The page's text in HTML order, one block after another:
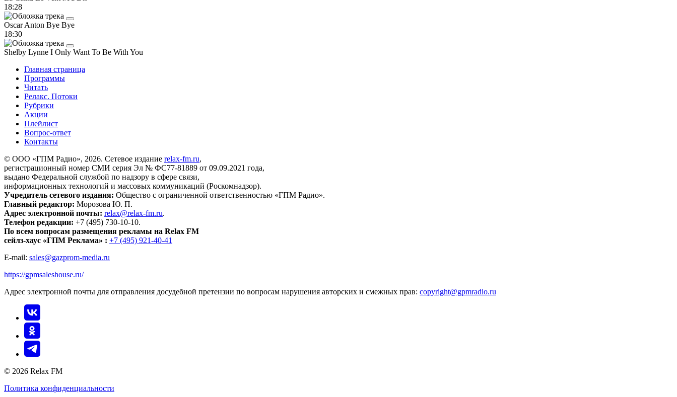
18:28
Oscar Anton Bye Bye
18:30
Shelby Lynne I Only Want To Be With You
Главная страница
Программы
Читать
Релакс. Потоки
Рубрики
Акции
Плейлист
Вопрос-ответ
Контакты
© ООО «ГПМ Радио», 2026. Сетевое издание relax-fm.ru,
регистрационный номер СМИ серия Эл № ФС77-81889 от 09.09.2021 года,
выдано Федеральной службой по надзору в сфере связи,
информационных технологий и массовых коммуникаций (Роскомнадзор).
Учредитель сетевого издания: Общество с ограниченной ответственностью «ГПМ Радио».
Главный редактор: Морозова Ю. П.
Адрес электронной почты: relax@relax-fm.ru.
Телефон редакции: +7 (495) 730-10-10.
По всем вопросам размещения рекламы на Relax FM
сейлз-хаус «ГПМ Реклама» : +7 (495) 921-40-41
E-mail: sales@gazprom-media.ru
https://gpmsaleshouse.ru/
Адрес электронной почты для отправления досудебной претензии по вопросам нарушения авторских и смежных прав: copyright@gpmradio.ru
© 2026 Relax FM
Политика конфиденциальности